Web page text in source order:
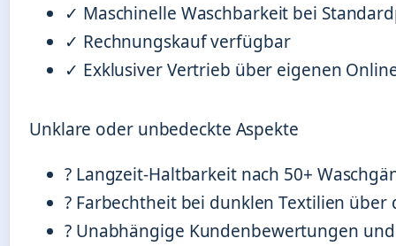
✓ Maschinelle Waschbarkeit bei
✓ Rechnungskauf verfügbar
✓ Exklusiver Vertrieb über eigenen
Unklare oder unbedeckte Aspekte
? Langzeit-Haltbarkeit nach 50+
? Farbechtheit bei dunklen Textilien über
? Unabhängige Kundenbewertungen